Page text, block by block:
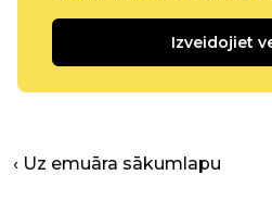
Izveidojiet
‹ Uz emuāra sākumlapu